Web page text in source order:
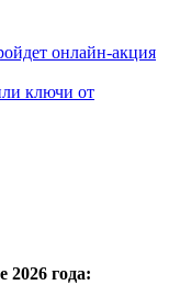
онлайн-акция
ключи от
2026 года: